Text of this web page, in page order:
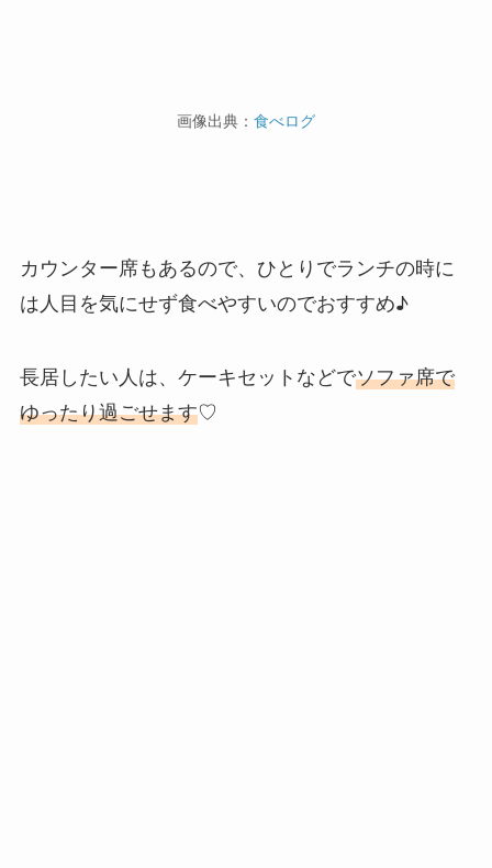
画像出典： 食べログ
カウンター席もあるので、ひとりでランチの時に
は人目を気にせず食べやすいのでおすすめ♪
長居したい人は、ケーキセットなどでソファ席で
ゆったり過ごせます♡